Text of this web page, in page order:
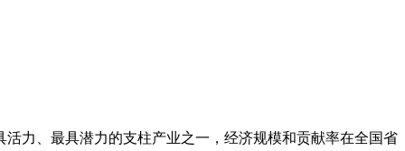
力、最具潜力的支柱产业之一，经济规模和贡献率在全国省